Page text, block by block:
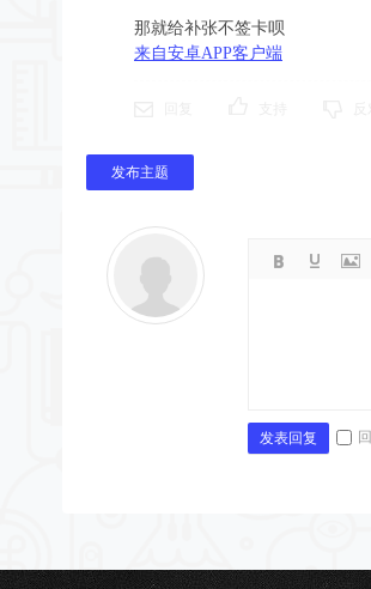
那就给补张不签卡呗
来自安卓APP客户端
发布主题
发表回复